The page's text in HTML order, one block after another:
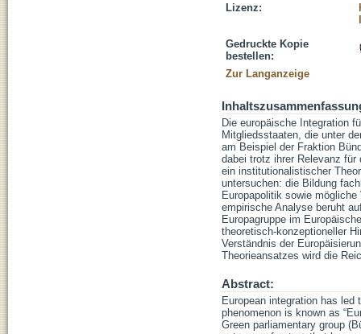
Lizenz:
Gedruckte Kopie
bestellen:
Zur Langanzeige
Die europäische Integration
Mitgliedsstaaten, die unter
am Beispiel der Fraktion
dabei trotz ihrer Relevanz
ein institutionalistischer
untersuchen: die Bildung
Europapolitik sowie
empirische Analyse beruht
Europagruppe im
theoretisch-konzeptioneller
Verständnis der
Theorieansatzes wird die
Abstract:
European integration has
phenomenon is known as
Green parliamentary group